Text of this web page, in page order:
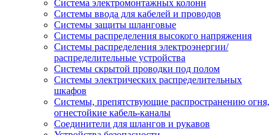
Система электромонтажных колонн
Системы ввода для кабелей и проводов
Системы защиты шланговые
Системы распределения высокого напряжения
Системы распределения электроэнергии/
распределительные устройства
Системы скрытой проводки под полом
Системы электрических распределительных
шкафов
Системы, препятствующие распространению огня,
огнестойкие кабель-каналы
Соединители для шлангов и рукавов